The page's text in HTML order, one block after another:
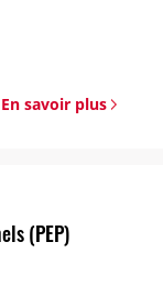
En savoir plus
(PEP)